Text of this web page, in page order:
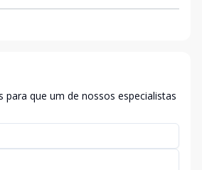
para que um de nossos especialistas